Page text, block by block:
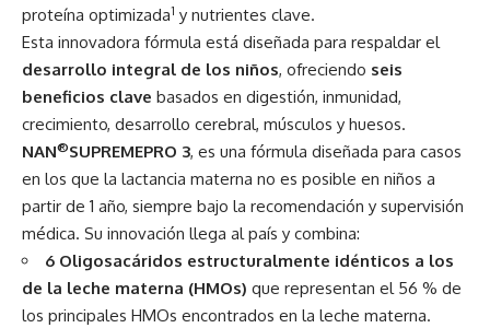
proteína optimizada1 y nutrientes clave.
Esta innovadora fórmula está diseñada para respaldar el
desarrollo integral de los niños, ofreciendo seis
beneficios clave basados en digestión, inmunidad,
crecimiento, desarrollo cerebral, músculos y huesos.
NAN®SUPREMEPRO 3, es una fórmula diseñada para casos
en los que la lactancia materna no es posible en niños a
partir de 1 año, siempre bajo la recomendación y supervisión
médica. Su innovación llega al país y combina:
6 Oligosacáridos estructuralmente idénticos a los
de la leche materna (HMOs) que representan el 56 % de
los principales HMOs encontrados en la leche materna.